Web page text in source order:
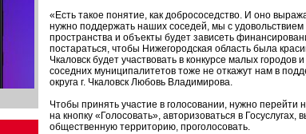
«Есть такое понятие, как добрососедство. И оно
нужно поддержать наших соседей, мы с удовольствием
пространства и объекты будет зависеть
постараться, чтобы Нижегородская область была
Чкаловск будет участвовать в конкурсе малых
соседних муниципалитетов тоже не откажут нам в
округа г. Чкаловск Любовь Владимирова.
Чтобы принять участие в голосовании, нужно
на кнопку «Голосовать», авторизоваться в
общественную территорию, проголосовать.